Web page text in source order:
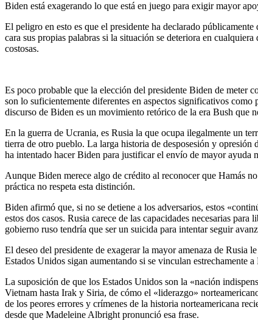
Biden está exagerando lo que está en juego para exigir mayor
El peligro en esto es que el presidente ha declarado
cara sus propias palabras si la situación se deteriora en
costosas.
Es poco probable que la elección del presidente Biden de meter
son lo suficientemente diferentes en aspectos significativos
discurso de Biden es un movimiento retórico de la era Bush que
En la guerra de Ucrania, es Rusia la que ocupa ilegalmente un
tierra de otro pueblo. La larga historia de desposesión y opresión
ha intentado hacer Biden para justificar el envío de mayor ayuda
Aunque Biden merece algo de crédito al reconocer que Hamás
práctica no respeta esta distinción.
Biden afirmó que, si no se detiene a los adversarios, estos
estos dos casos. Rusia carece de las capacidades necesarias
gobierno ruso tendría que ser un suicida para intentar seguir
El deseo del presidente de exagerar la mayor amenaza de Rusia
Estados Unidos sigan aumentando si se vinculan estrechamente
La suposición de que los Estados Unidos son la «nación
Vietnam hasta Irak y Siria, de cómo el «liderazgo»
de los peores errores y crímenes de la historia norteamericana
desde que Madeleine Albright pronunció esa frase.